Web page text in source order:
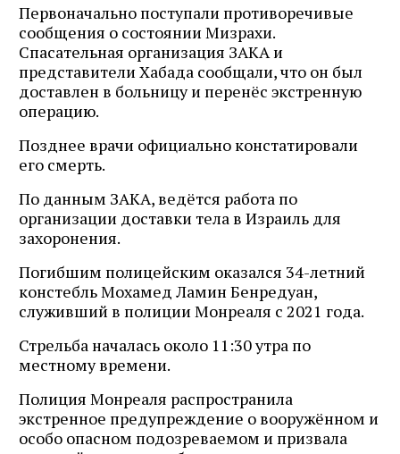
Первоначально поступали противоречивые
сообщения о состоянии Мизрахи.
Спасательная организация ЗАКА и
представители Хабада сообщали, что он был
доставлен в больницу и перенёс экстренную
операцию.
Позднее врачи официально констатировали
его смерть.
По данным ЗАКА, ведётся работа по
организации доставки тела в Израиль для
захоронения.
Погибшим полицейским оказался 34-летний
констебль Мохамед Ламин Бенредуан,
служивший в полиции Монреаля с 2021 года.
Стрельба началась около 11:30 утра по
местному времени.
Полиция Монреаля распространила
экстренное предупреждение о вооружённом и
особо опасном подозреваемом и призвала